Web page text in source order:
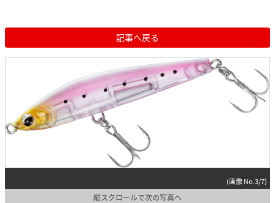
記事へ戻る
(画像 No.3/7)
縦スクロールで次の写真へ